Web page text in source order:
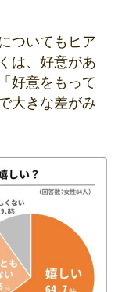
ついてもヒア
は、好意があ
好意をもって
大きな差がみ